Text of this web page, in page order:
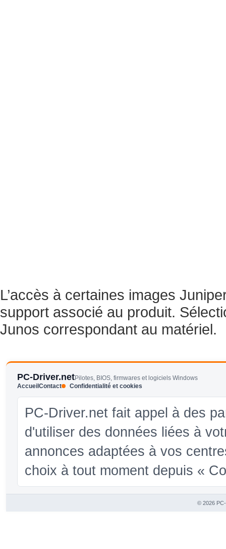
L’accès à certaines images
support associé au produit.
Junos correspondant au matériel.
PC-Driver.netPilotes, BIOS, firmwares et logiciels Windows
AccueilContact Confidentialité et cookies
PC-Driver.net fait appel à des
d'utiliser des données liées à
annonces adaptées à vos
choix à tout moment depuis «
© 2026